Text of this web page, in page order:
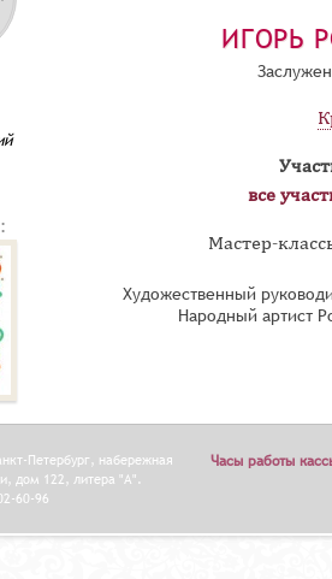
ИГОРЬ
все
Мастер-
Художественный
Народный артист
Петербург, набережная
дом 122, литера "А".
60-96
Часы работы